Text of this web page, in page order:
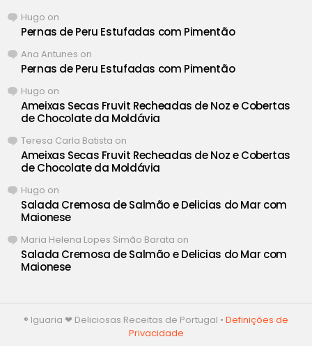
Hugo on
Pernas de Peru Estufadas com Pimentão
Ana Antunes on
Pernas de Peru Estufadas com Pimentão
Hugo on
Ameixas Secas Fruvit Recheadas de Noz e Cobertas
de Chocolate da Moldávia
Teresa Carla Batista on
Ameixas Secas Fruvit Recheadas de Noz e Cobertas
de Chocolate da Moldávia
Hugo on
Salada Cremosa de Salmão e Delicias do Mar com
Maionese
Maria Helena Lopes Simão Barata on
Salada Cremosa de Salmão e Delicias do Mar com
Maionese
® Iguaria ❤ Deliciosas Receitas de Portugal • Definições de
Privacidade